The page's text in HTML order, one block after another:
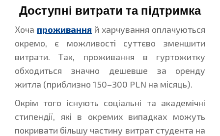
Доступні витрати та підтримка
Хоча проживання й харчування оплачуються
окремо, є можливості суттєво зменшити
витрати. Так, проживання в гуртожитку
обходиться значно дешевше за оренду
житла (приблизно 150–300 PLN на місяць).
Окрім того існують соціальні та академічні
стипендії, які в окремих випадках можуть
покривати більшу частину витрат студента на